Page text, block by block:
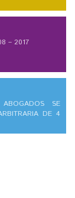
– 2017
SE
DE 4